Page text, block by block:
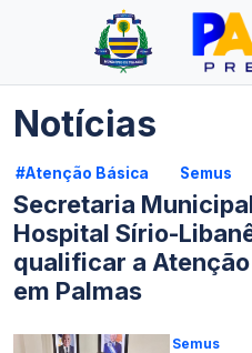
Notícias
#Atenção Básica Semus
Secretaria
Hospital Sírio-
qualificar a
em Palmas
Semus